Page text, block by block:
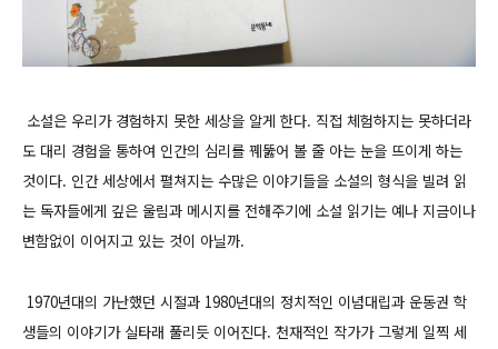
소설은 우리가 경험하지 못한 세상을 알게 한다. 직접 체험하지는 못하더라
도 대리 경험을 통하여 인간의 심리를 꿰뚫어 볼 줄 아는 눈을 뜨이게 하는
것이다. 인간 세상에서 펼쳐지는 수많은 이야기들을 소설의 형식을 빌려 읽
는 독자들에게 깊은 울림과 메시지를 전해주기에 소설 읽기는 예나 지금이나
변함없이 이어지고 있는 것이 아닐까.
1970년대의 가난했던 시절과 1980년대의 정치적인 이념대립과 운동권 학
생들의 이야기가 실타래 풀리듯 이어진다. 천재적인 작가가 그렇게 일찍 세